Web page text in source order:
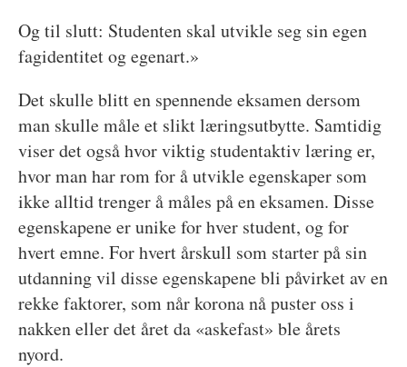
Og til slutt: Studenten skal utvikle seg sin egen
fagidentitet og egenart.»
Det skulle blitt en spennende eksamen dersom
man skulle måle et slikt læringsutbytte. Samtidig
viser det også hvor viktig studentaktiv læring er,
hvor man har rom for å utvikle egenskaper som
ikke alltid trenger å måles på en eksamen. Disse
egenskapene er unike for hver student, og for
hvert emne. For hvert årskull som starter på sin
utdanning vil disse egenskapene bli påvirket av en
rekke faktorer, som når korona nå puster oss i
nakken eller det året da «askefast» ble årets
nyord.